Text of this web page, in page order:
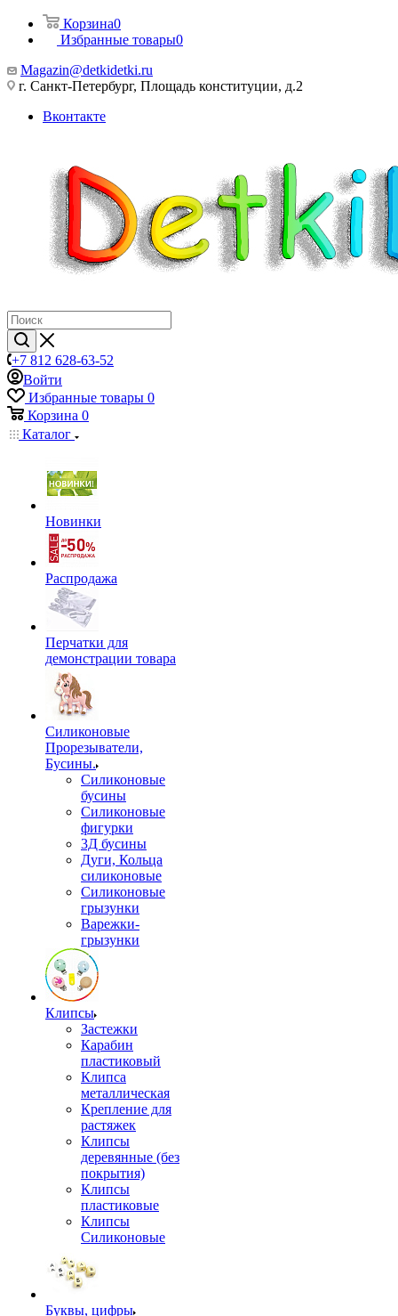
Корзина0
Избранные товары0
Magazin@detkidetki.ru
г. Санкт-Петербург, Площадь конституции, д.2
Вконтакте
+7 812 628-63-52
Войти
Избранные товары 0
Корзина 0
Каталог
Новинки
Распродажа
Перчатки для
демонстрации товара
Силиконовые
Прорезыватели,
Бусины.
Силиконовые
бусины
Силиконовые
фигурки
3Д бусины
Дуги, Кольца
силиконовые
Силиконовые
грызунки
Варежки-
грызунки
Клипсы
Застежки
Карабин
пластиковый
Клипса
металлическая
Крепление для
растяжек
Клипсы
деревянные (без
покрытия)
Клипсы
пластиковые
Клипсы
Силиконовые
Буквы, цифры